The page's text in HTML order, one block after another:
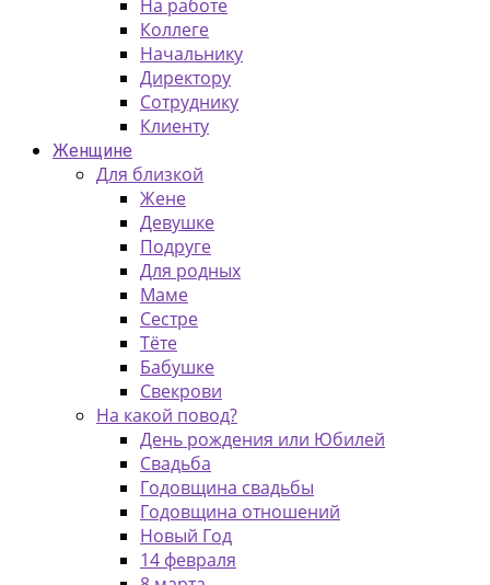
На работе
Коллеге
Начальнику
Директору
Сотруднику
Клиенту
Женщине
Для близкой
Жене
Девушке
Подруге
Для родных
Маме
Сестре
Тёте
Бабушке
Свекрови
На какой повод?
День рождения или Юбилей
Свадьба
Годовщина свадьбы
Годовщина отношений
Новый Год
14 февраля